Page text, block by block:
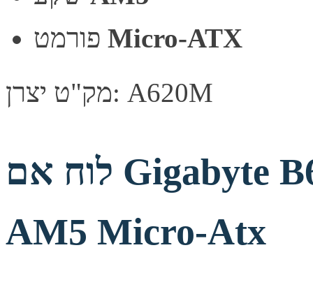
Micro-ATX
מק"ט יצרן: A620M
לוח אם Gigabyte B650M D3HP 1.3 DDR5
AM5 Micro-Atx